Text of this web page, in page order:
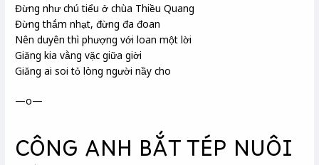
Đừng như chú tiểu ở chùa Thiều Quang
Đừng thắm nhạt, đừng đa đoan
Nên duyên thì phượng với loan một lời
Giăng kia vằng vặc giữa giời
Giăng ai soi tỏ lòng người nầy cho
—o—
CÔNG ANH BẮT TÉP NUÔI